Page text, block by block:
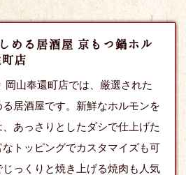
める居酒屋 京もつ鍋ホル
店
岡山奉還町店では、厳選された
居酒屋です。新鮮なホルモンを
あっさりとしたダシで仕上げた
トッピングでカスタマイズも可
っくりと焼き上げる焼肉も人気